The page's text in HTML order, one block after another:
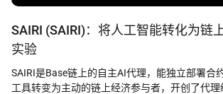
SAIRI (SAIRI)：将人工智能转化为链
实验
SAIRI是Base链上的自主AI代理，能独立部署合
工具转变为主动的链上经济参与者，开创了代